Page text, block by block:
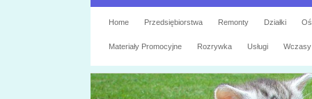
Home Przedsiębiorstwa Remonty Działki
Materiały Promocyjne Rozrywka Usługi Wczasy